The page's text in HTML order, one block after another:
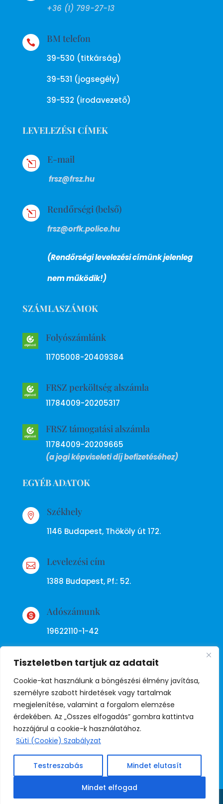
Tiszteletben tartjuk az adatait
Cookie-kat használunk a böngészési élmény javítása,
személyre szabott hirdetések vagy tartalmak
megjelenítése, valamint a forgalom elemzése
érdekében. Az „Összes elfogadás” gombra kattintva
hozzájárul a cookie-k használatához.
Süti (Cookie) Szabályzat
Testreszabás Mindet elutasít
Mindet elfogad
+36 (1) 799-27-13
 BM telefon
39-530 (titkárság)
39-531 (jogsegély)
39-532 (irodavezető)
LEVELEZÉSI CÍMEK
l E-mail
frsz@frsz.hu
l Rendőrségi (belső)
frsz@orfk.police.hu
(Rendőrségi levelezési címünk jelenleg
nem működik!)
SZÁMLASZÁMOK
Folyószámlánk
11705008-20409384
FRSZ perköltség alszámla
11784009-20205317
FRSZ támogatási alszámla
11784009-20209665
(a jogi képviseleti díj befizetéséhez)
EGYÉB ADATOK
 Székhely
1146 Budapest, Thököly út 172.
 Levelezési cím
1388 Budapest, Pf.: 52.
 Adószámunk
19622110-1-42
Adatkezelési tájékoztató
© Copyright Független Rendőr
Szakszervezet
Weboldal:Juda
Share This